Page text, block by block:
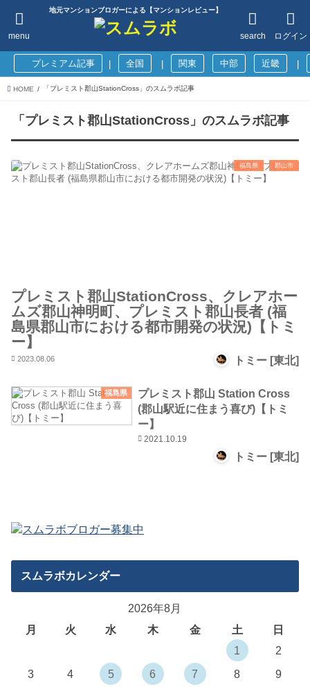
地元マンションブロガーによる【マンションレビュー】
ログイン
search
menu
プレミアム記事 全国 関東 中部 近畿
HOME 「プレミスト郡山StationCross」のスムラボ記事
「プレミスト郡山StationCross」のスムラボ記事
福島県 郡山市
プレミスト郡山StationCross、クレアホー
ムズ郡山神明町、プレミスト郡山長者 (福
島県郡山市における都市開発の状況)【トミ
ー】
2023.08.06 トミー [東北]
福島県
プレミスト郡山 Station Cross
(郡山駅近に住まう喜び)【トミ
ー】
2021.10.19
トミー [東北]
スムラボカレンダー
2026年8月
月
火 水 木 金 土
日
1
2
3
4 5 6 7 8
9